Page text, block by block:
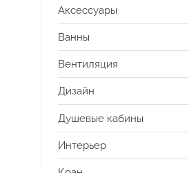
Аксессуары
Ванны
Вентиляция
Дизайн
Душевые кабины
Интерьер